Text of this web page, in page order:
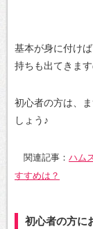
基本が身に付け
持ちも出てきます
初心者の方は、
しょう♪
関連記事： ハム
すすめは？
初心者の方に